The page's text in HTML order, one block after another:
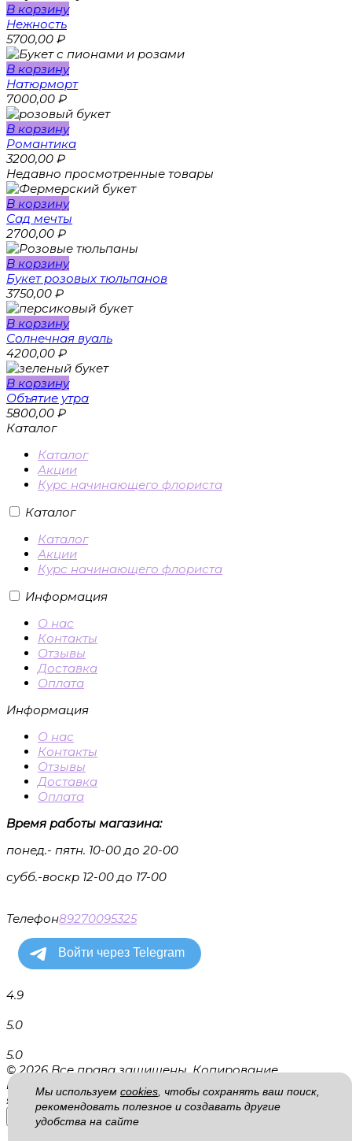
В корзину
Нежность
5700,00 ₽
В корзину
Натюрморт
7000,00 ₽
В корзину
Романтика
3200,00 ₽
Недавно просмотренные товары
В корзину
Сад мечты
2700,00 ₽
В корзину
Букет розовых тюльпанов
3750,00 ₽
В корзину
Солнечная вуаль
4200,00 ₽
В корзину
Объятие утра
5800,00 ₽
Каталог
Каталог
Акции
Курс начинающего флориста
Каталог
Каталог
Акции
Курс начинающего флориста
Информация
О нас
Контакты
Отзывы
Доставка
Оплата
Информация
О нас
Контакты
Отзывы
Доставка
Оплата
Время работы магазина:
понед.- пятн. 10-00 до 20-00
субб.-воскр 12-00 до 17-00
Телефон89270095325
4.9
5.0
5.0
© 2026 Все права защищены. Копирование
информации запрещено. Информация на сайте не
является публичной офертой.
Мы используем cookies , чтобы сохранять ваш поиск,
рекомендовать полезное и создавать другие
удобства на сайте